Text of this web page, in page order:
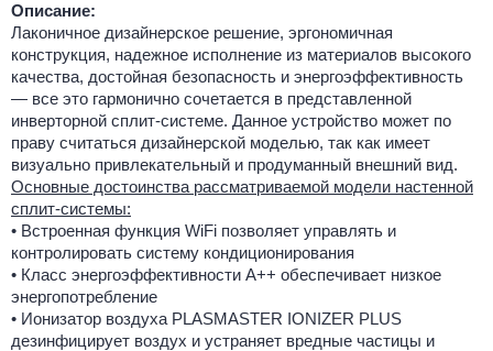
Описание:
Лаконичное дизайнерское решение, эргономичная
конструкция, надежное исполнение из материалов высокого
качества, достойная безопасность и энергоэффективность
— все это гармонично сочетается в представленной
инверторной сплит-системе. Данное устройство может по
праву считаться дизайнерской моделью, так как имеет
визуально привлекательный и продуманный внешний вид.
Основные достоинства рассматриваемой модели настенной
сплит-системы:
• Встроенная функция WiFi позволяет управлять и
контролировать систему кондиционирования
• Класс энергоэффективности А++ обеспечивает низкое
энергопотребление
• Ионизатор воздуха PLASMASTER IONIZER PLUS
дезинфицирует воздух и устраняет вредные частицы и